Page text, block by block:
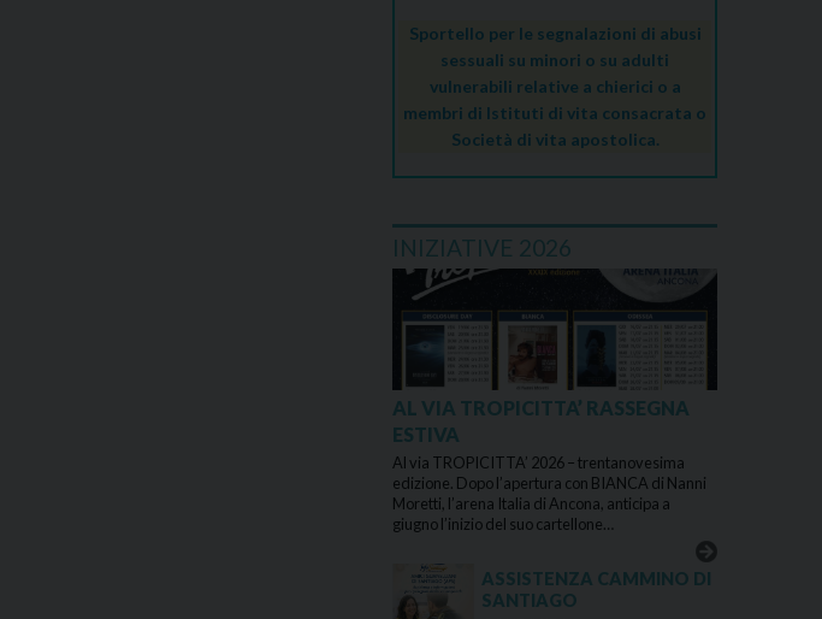
Sportello per le segnalazioni di abusi
sessuali su minori o su adulti
vulnerabili relative a chierici o a
membri di Istituti di vita consacrata o
Società di vita apostolica.
INIZIATIVE 2026
AL VIA TROPICITTA’ RASSEGNA
ESTIVA
Al via TROPICITTA’ 2026 – trentanovesima
edizione. Dopo l’apertura con BIANCA di Nanni
Moretti, l’arena Italia di Ancona, anticipa a
giugno l’inizio del suo cartellone…
ASSISTENZA CAMMINO DI
SANTIAGO